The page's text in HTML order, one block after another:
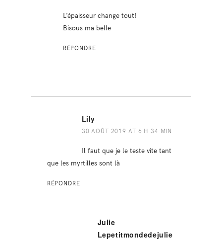
L’épaisseur change tout!
Bisous ma belle
RÉPONDRE
Lily
30 AOÛT 2019 AT 6 H 34 MIN
Il faut que je le teste vite tant
que les myrtilles sont là
RÉPONDRE
Julie
Lepetitmondedejulie